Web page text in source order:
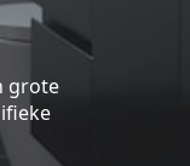
grote